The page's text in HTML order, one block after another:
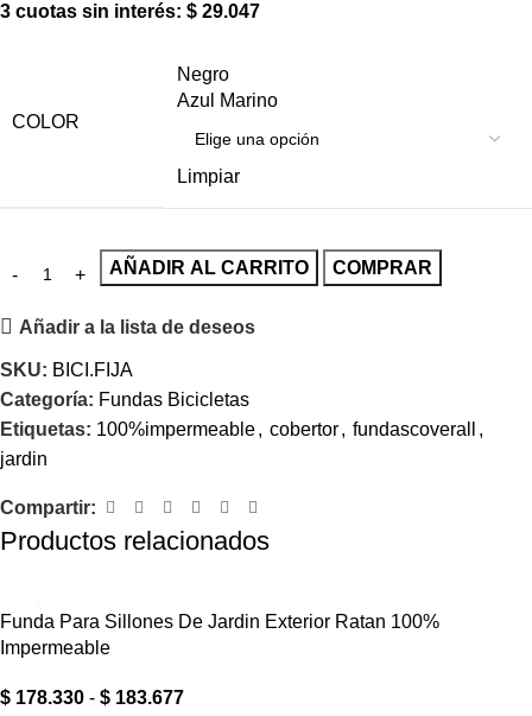
3 cuotas sin interés: $ 29.047
COLOR
Negro
Azul Marino
Limpiar
AÑADIR AL CARRITO COMPRAR
Añadir a la lista de deseos
SKU: BICI.FIJA
Categoría: Fundas Bicicletas
Etiquetas: 100%impermeable, cobertor, fundascoverall
,
jardin
Compartir:
Productos relacionados
AGOTADO
Funda Para Sillones De Jardin Exterior Ratan 100%
Impermeable
$ 178.330 - $ 183.677